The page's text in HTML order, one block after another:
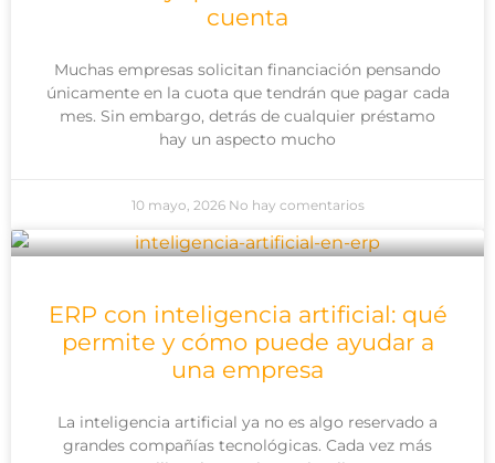
cuenta
Muchas empresas solicitan financiación pensando
únicamente en la cuota que tendrán que pagar cada
mes. Sin embargo, detrás de cualquier préstamo
hay un aspecto mucho
10 mayo, 2026 No hay comentarios
ERP con inteligencia artificial: qué
permite y cómo puede ayudar a
una empresa
La inteligencia artificial ya no es algo reservado a
grandes compañías tecnológicas. Cada vez más